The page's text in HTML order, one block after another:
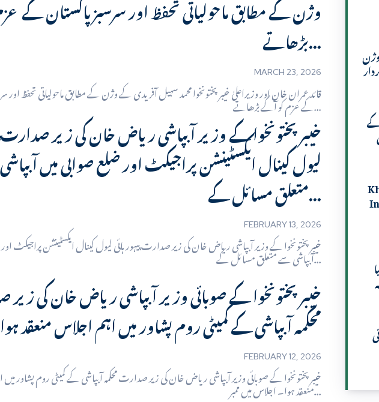
وژن کے مطابق ماحولیاتی تحفظ اور سرسبز پاکستان کے
بڑھاتے...
MARCH 23, 2026
قائد عمران خان اور وزیراعلیٰ خیبر پختونخوا محمد سہیل آفریدی کے وژن کے مطابق ماحولیاتی تحفظ اور
کے عزم کو آگے بڑھاتے...
خیبرپختونخوا کے وزیر آبپاشی ریاض خان کی زیر صدارت
لیول کینال ایکسٹینشن پراجیکٹ اور ضلع صوابی میں
متعلق مسائل کے...
FEBRUARY 13, 2026
خیبرپختونخوا کے وزیر آبپاشی ریاض خان کی زیر صدارت پیہور ہائی لیول کینال ایکسٹینشن پراجیکٹ
آبپاشی سے متعلق مسائل کے...
خیبرپختونخوا کے صوبائی وزیر آبپاشی ریاض خان کی
محکمہ آبپاشی کے کمیٹی روم پشاور میں اہم اجلاس منعقد ہوا
FEBRUARY 12, 2026
خیبرپختونخوا کے صوبائی وزیر آبپاشی ریاض خان کی زیر صدارت محکمہ آبپاشی کے کمیٹی روم پشاور
منعقد ہوا۔ اجلاس میں ممبر...
وژن